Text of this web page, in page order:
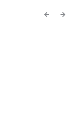
Previous
Next